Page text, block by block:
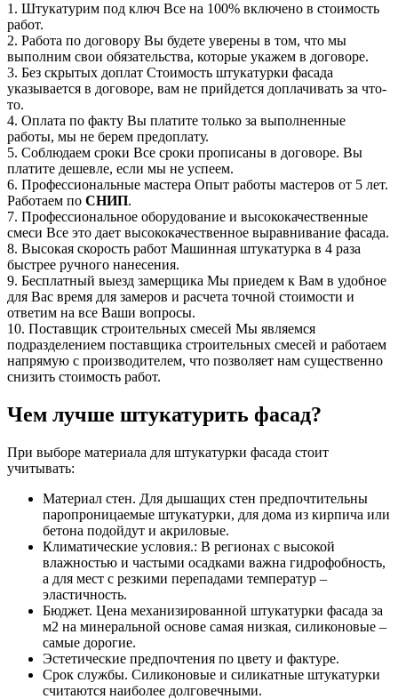
1. Штукатурим под ключ Все на 100% включено в стоимость
работ.
2. Работа по договору Вы будете уверены в том, что мы
выполним свои обязательства, которые укажем в договоре.
3. Без скрытых доплат Стоимость штукатурки фасада
указывается в договоре, вам не прийдется доплачивать за что-
то.
4. Оплата по факту Вы платите только за выполненные
работы, мы не берем предоплату.
5. Соблюдаем сроки Все сроки прописаны в договоре. Вы
платите дешевле, если мы не успеем.
6. Профессиональные мастера Опыт работы мастеров от 5 лет.
Работаем по СНИП.
7. Профессиональное оборудование и высококачественные
смеси Все это дает высококачественное выравнивание фасада.
8. Высокая скорость работ Машинная штукатурка в 4 раза
быстрее ручного нанесения.
9. Бесплатный выезд замерщика Мы приедем к Вам в удобное
для Вас время для замеров и расчета точной стоимости и
ответим на все Ваши вопросы.
10. Поставщик строительных смесей Мы являемся
подразделением поставщика строительных смесей и работаем
напрямую с производителем, что позволяет нам существенно
снизить стоимость работ.
Чем лучше штукатурить фасад?
При выборе материала для штукатурки фасада стоит
учитывать:
Материал стен. Для дышащих стен предпочтительны
паропроницаемые штукатурки, для дома из кирпича или
бетона подойдут и акриловые.
Климатические условия.: В регионах с высокой
влажностью и частыми осадками важна гидрофобность,
а для мест с резкими перепадами температур –
эластичность.
Бюджет. Цена механизированной штукатурки фасада за
м2 на минеральной основе самая низкая, силиконовые –
самые дорогие.
Эстетические предпочтения по цвету и фактуре.
Срок службы. Силиконовые и силикатные штукатурки
считаются наиболее долговечными.